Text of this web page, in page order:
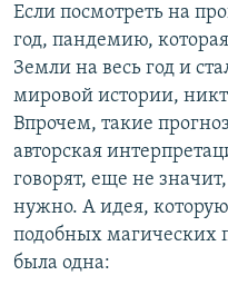
Если посмотреть на
год, пандемию,
Земли на весь год и
мировой истории,
Впрочем, такие
авторская
говорят, еще не
нужно. А идея,
подобных магических
была одна: